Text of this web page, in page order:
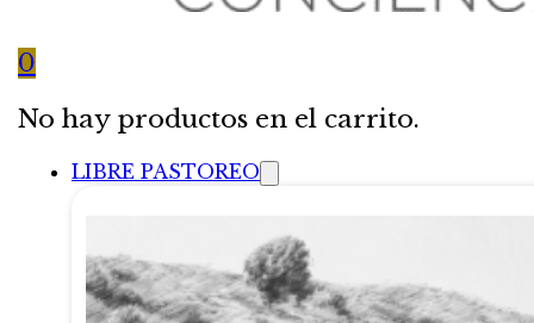
0
No hay productos en el carrito.
LIBRE PASTOREO